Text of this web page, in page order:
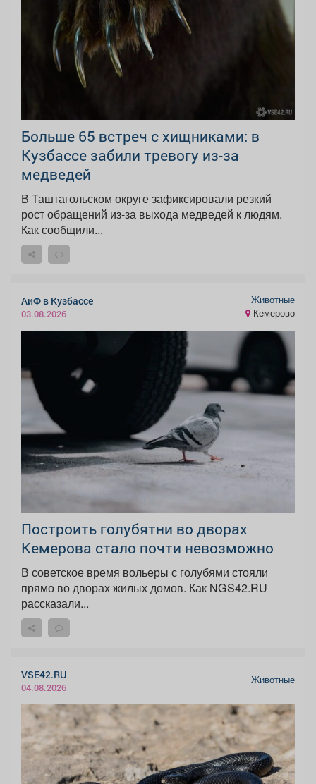
Больше 65 встреч с хищниками: в
Кузбассе забили тревогу из-за
медведей
В Таштагольском округе зафиксировали резкий
рост обращений из-за выхода медведей к людям.
Как сообщили...
АиФ в Кузбассе
03.08.2026
Животные
Кемерово
Построить голубятни во дворах
Кемерова стало почти невозможно
В советское время вольеры с голубями стояли
прямо во дворах жилых домов. Как NGS42.RU
рассказали...
VSE42.RU
04.08.2026
Животные